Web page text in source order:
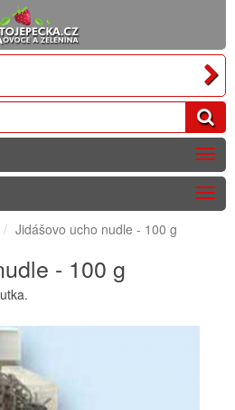
Jidášovo ucho nudle - 100 g
- 100 g